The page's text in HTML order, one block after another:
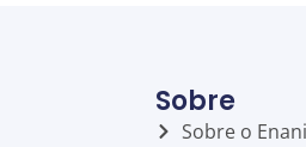
Sobre
Sobre o Enani